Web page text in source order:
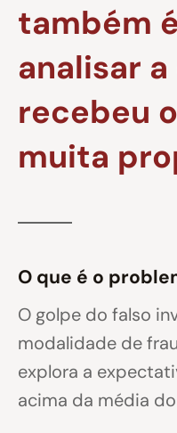
também
analisar
recebeu
muita
O que é o
O golpe do falso
modalidade de
explora a
acima da média